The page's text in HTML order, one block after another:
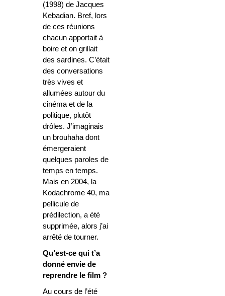
(1998) de Jacques
Kebadian. Bref, lors
de ces réunions
chacun apportait à
boire et on grillait
des sardines. C’était
des conversations
très vives et
allumées autour du
cinéma et de la
politique, plutôt
drôles. J’imaginais
un brouhaha dont
émergeraient
quelques paroles de
temps en temps.
Mais en 2004, la
Kodachrome 40, ma
pellicule de
prédilection, a été
supprimée, alors j’ai
arrêté de tourner.
Qu’est-ce qui t’a
donné envie de
reprendre le film ?
Au cours de l’été